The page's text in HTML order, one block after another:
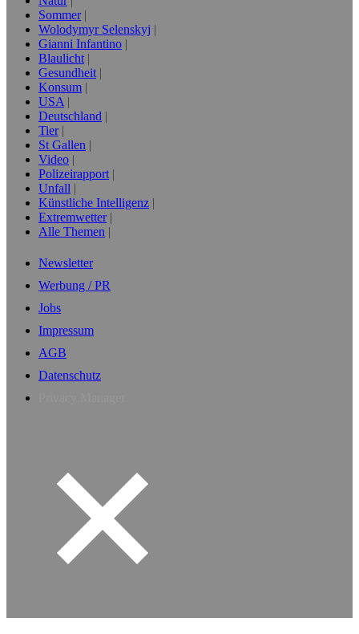
Sommer
Wolodymyr Selenskyj
Gianni Infantino
Blaulicht
Gesundheit
Konsum
USA
Deutschland
Tier
St Gallen
Video
Polizeirapport
Unfall
Künstliche Intelligenz
Extremwetter
Alle Themen
Newsletter
Werbung / PR
Jobs
Impressum
AGB
Datenschutz